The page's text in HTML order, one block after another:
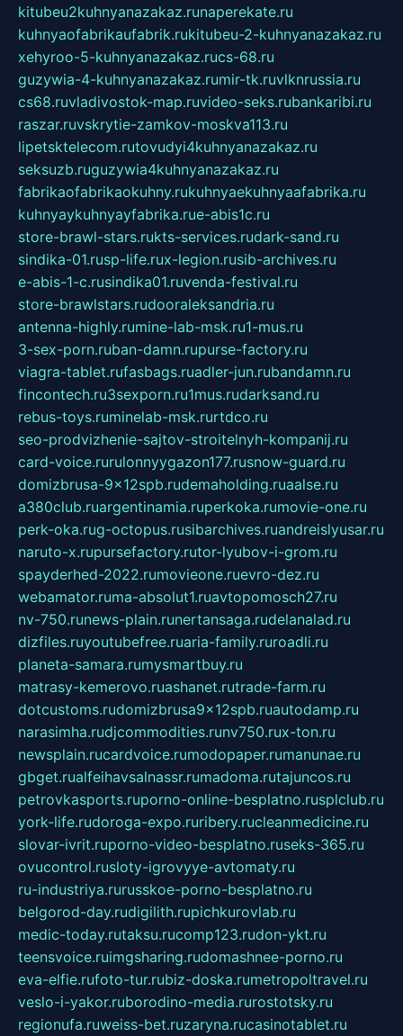
kitubeu2kuhnyanazakaz.runaperekate.ru
kuhnyaofabrikaufabrik.rukitubeu-2-kuhnyanazakaz.ru
xehyroo-5-kuhnyanazakaz.rucs-68.ru
guzywia-4-kuhnyanazakaz.rumir-tk.ruvlknrussia.ru
cs68.ruvladivostok-map.ruvideo-seks.rubankaribi.ru
raszar.ruvskrytie-zamkov-moskva113.ru
lipetsktelecom.rutovudyi4kuhnyanazakaz.ru
seksuzb.ruguzywia4kuhnyanazakaz.ru
fabrikaofabrikaokuhny.rukuhnyaekuhnyaafabrika.ru
kuhnyaykuhnyayfabrika.rue-abis1c.ru
store-brawl-stars.rukts-services.rudark-sand.ru
sindika-01.rusp-life.rux-legion.rusib-archives.ru
e-abis-1-c.rusindika01.ruvenda-festival.ru
store-brawlstars.rudooraleksandria.ru
antenna-highly.rumine-lab-msk.ru1-mus.ru
3-sex-porn.ruban-damn.rupurse-factory.ru
viagra-tablet.rufasbags.ruadler-jun.rubandamn.ru
fincontech.ru3sexporn.ru1mus.rudarksand.ru
rebus-toys.ruminelab-msk.rurtdco.ru
seo-prodvizhenie-sajtov-stroitelnyh-kompanij.ru
card-voice.rurulonnyygazon177.rusnow-guard.ru
domizbrusa-9x12spb.rudemaholding.ruaalse.ru
a380club.ruargentinamia.ruperkoka.rumovie-one.ru
perk-oka.rug-octopus.rusibarchives.ruandreislyusar.ru
naruto-x.rupursefactory.rutor-lyubov-i-grom.ru
spayderhed-2022.rumovieone.ruevro-dez.ru
webamator.ruma-absolut1.ruavtopomosch27.ru
nv-750.runews-plain.runertansaga.rudelanalad.ru
dizfiles.ruyoutubefree.ruaria-family.ruroadli.ru
planeta-samara.rumysmartbuy.ru
matrasy-kemerovo.ruashanet.rutrade-farm.ru
dotcustoms.rudomizbrusa9x12spb.ruautodamp.ru
narasimha.rudjcommodities.runv750.rux-ton.ru
newsplain.rucardvoice.rumodopaper.rumanunae.ru
gbget.rualfeihavsalnassr.rumadoma.rutajuncos.ru
petrovkasports.ruporno-online-besplatno.rusplclub.ru
york-life.rudoroga-expo.ruribery.rucleanmedicine.ru
slovar-ivrit.ruporno-video-besplatno.ruseks-365.ru
ovucontrol.rusloty-igrovyye-avtomaty.ru
ru-industriya.rurusskoe-porno-besplatno.ru
belgorod-day.rudigilith.rupichkurovlab.ru
medic-today.rutaksu.rucomp123.rudon-ykt.ru
teensvoice.ruimgsharing.rudomashnee-porno.ru
eva-elfie.rufoto-tur.rubiz-doska.rumetropoltravel.ru
veslo-i-yakor.ruborodino-media.rurostotsky.ru
regionufa.ruweiss-bet.ruzaryna.rucasinotablet.ru